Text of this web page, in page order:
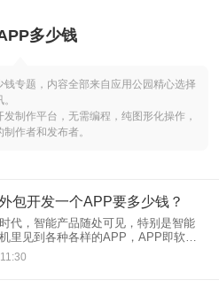
多少钱
专题，内容全部来自应用公园精心选择
制作平台，无需编程，纯图形化操作，
作者和发布者。
包开发一个APP要多少钱？
代，智能产品随处可见，特别是智能
里见到各种各样的APP，APP即软
是如何产生的？当然是经过程序猿一
来搭建而成啦，难不成还能生出来